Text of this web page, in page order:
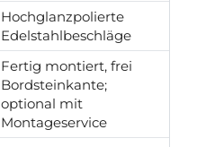
Hochglanzpolierte
Edelstahlbeschläge
Fertig montiert, frei
Bordsteinkante;
optional mit
Montageservice